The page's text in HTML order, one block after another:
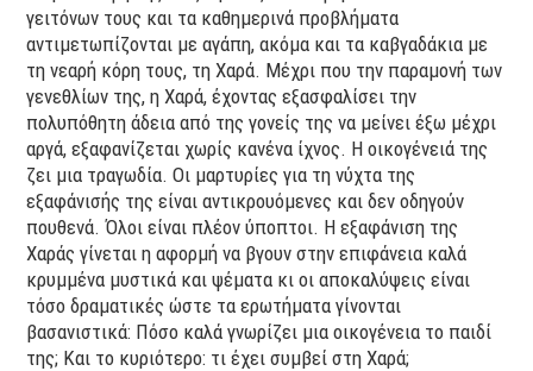
γειτόνων τους και τα καθημερινά προβλήματα
αντιμετωπίζονται με αγάπη, ακόμα και τα καβγαδάκια με
τη νεαρή κόρη τους, τη Χαρά. Μέχρι που την παραμονή των
γενεθλίων της, η Χαρά, έχοντας εξασφαλίσει την
πολυπόθητη άδεια από της γονείς της να μείνει έξω μέχρι
αργά, εξαφανίζεται χωρίς κανένα ίχνος. Η οικογένειά της
ζει μια τραγωδία. Οι μαρτυρίες για τη νύχτα της
εξαφάνισής της είναι αντικρουόμενες και δεν οδηγούν
πουθενά. Όλοι είναι πλέον ύποπτοι. Η εξαφάνιση της
Χαράς γίνεται η αφορμή να βγουν στην επιφάνεια καλά
κρυμμένα μυστικά και ψέματα κι οι αποκαλύψεις είναι
τόσο δραματικές ώστε τα ερωτήματα γίνονται
βασανιστικά: Πόσο καλά γνωρίζει μια οικογένεια το παιδί
της; Και το κυριότερο: τι έχει συμβεί στη Χαρά;